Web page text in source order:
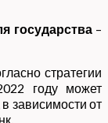
государства–
стратегии
году может
зависимости от